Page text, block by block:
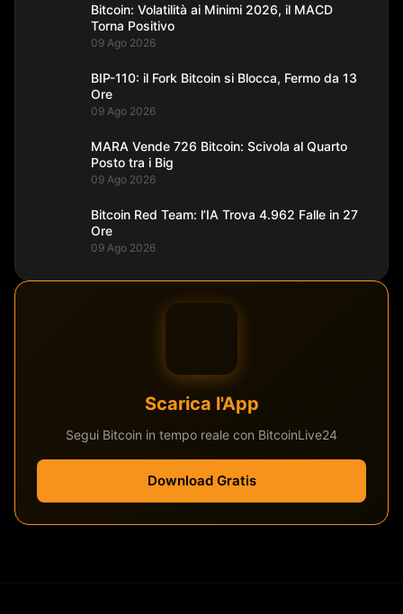
Bitcoin: Volatilità ai Minimi 2026, il MACD
Torna Positivo
09 Ago 2026
BIP-110: il Fork Bitcoin si Blocca, Fermo da 13
Ore
09 Ago 2026
MARA Vende 726 Bitcoin: Scivola al Quarto
Posto tra i Big
09 Ago 2026
Bitcoin Red Team: l’IA Trova 4.962 Falle in 27
Ore
09 Ago 2026
Scarica l'App
Segui Bitcoin in tempo reale con BitcoinLive24
Download Gratis